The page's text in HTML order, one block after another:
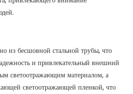
из бесшовной стальной трубы, что
и привлекательный внешний
светоотражающим материалом, а
светоотражающей пленкой, что